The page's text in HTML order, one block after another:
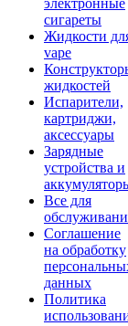
электронные
сигареты
Жидкости
vape
жидкостей
Испарители,
картриджи,
аксессуары
Зарядные
устройства и
Все для
Соглашение
на обработку
данных
Политика